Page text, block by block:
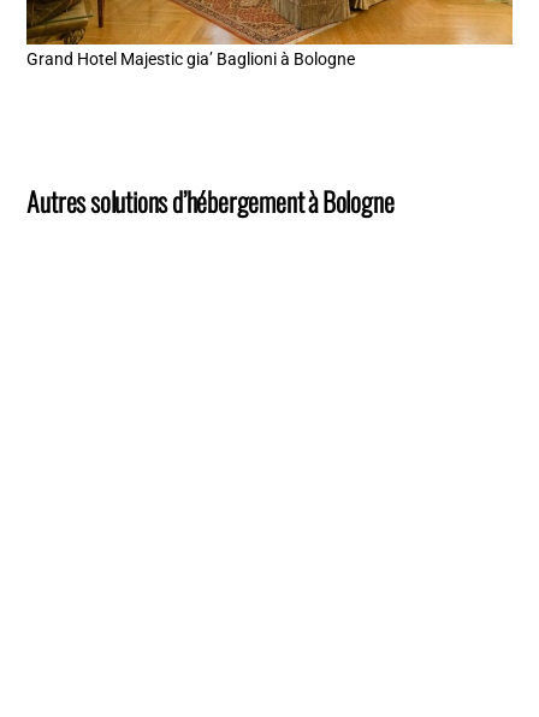
Grand Hotel Majestic gia’ Baglioni à Bologne
Autres solutions d’hébergement à Bologne